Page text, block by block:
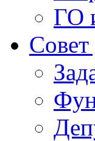
ГО
Совет